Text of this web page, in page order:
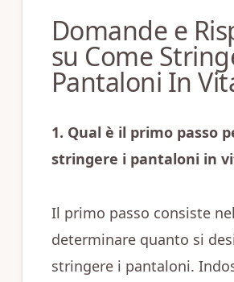
Domande e
su Come
Pantaloni In
1. Qual è il primo passo
stringere i pantaloni in
Il primo passo consiste nel
determinare quanto si
stringere i pantaloni.